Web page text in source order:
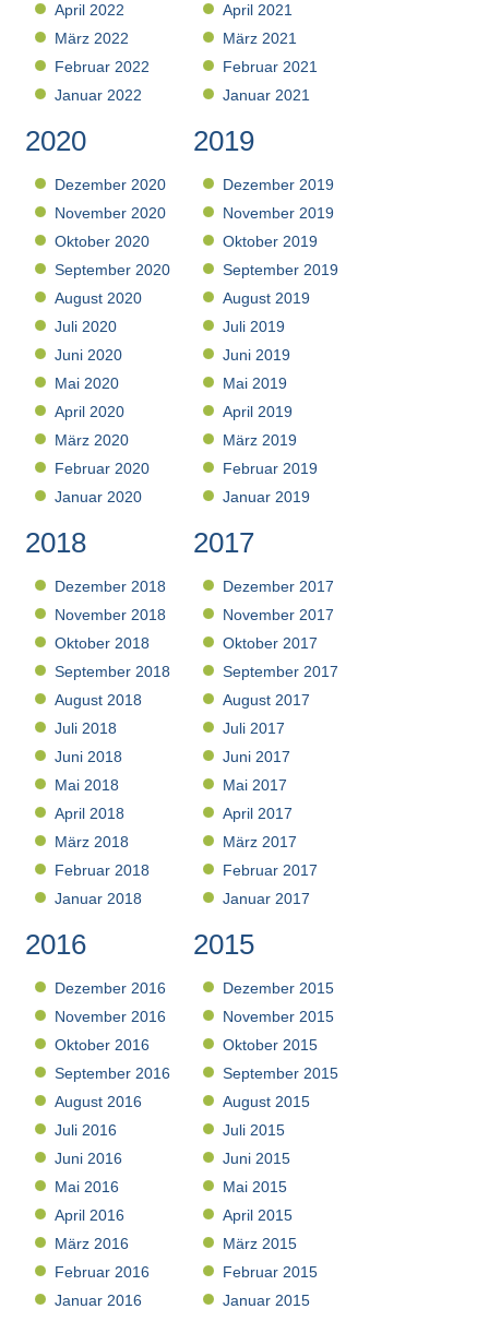
April 2022
März 2022
Februar 2022
Januar 2022
April 2021
März 2021
Februar 2021
Januar 2021
2020
Dezember 2020
November 2020
Oktober 2020
September 2020
August 2020
Juli 2020
Juni 2020
Mai 2020
April 2020
März 2020
Februar 2020
Januar 2020
2019
Dezember 2019
November 2019
Oktober 2019
September 2019
August 2019
Juli 2019
Juni 2019
Mai 2019
April 2019
März 2019
Februar 2019
Januar 2019
2018
Dezember 2018
November 2018
Oktober 2018
September 2018
August 2018
Juli 2018
Juni 2018
Mai 2018
April 2018
März 2018
Februar 2018
Januar 2018
2017
Dezember 2017
November 2017
Oktober 2017
September 2017
August 2017
Juli 2017
Juni 2017
Mai 2017
April 2017
März 2017
Februar 2017
Januar 2017
2016
Dezember 2016
November 2016
Oktober 2016
September 2016
August 2016
Juli 2016
Juni 2016
Mai 2016
April 2016
März 2016
Februar 2016
Januar 2016
2015
Dezember 2015
November 2015
Oktober 2015
September 2015
August 2015
Juli 2015
Juni 2015
Mai 2015
April 2015
März 2015
Februar 2015
Januar 2015